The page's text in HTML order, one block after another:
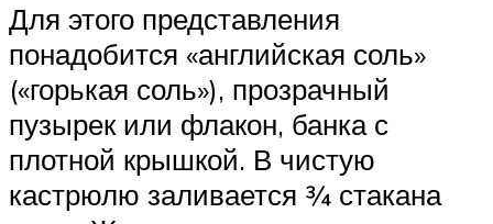
Для этого представления
понадобится «английская соль»
(«горькая соль»), прозрачный
пузырек или флакон, банка с
плотной крышкой. В чистую
кастрюлю заливается ¾ стакана